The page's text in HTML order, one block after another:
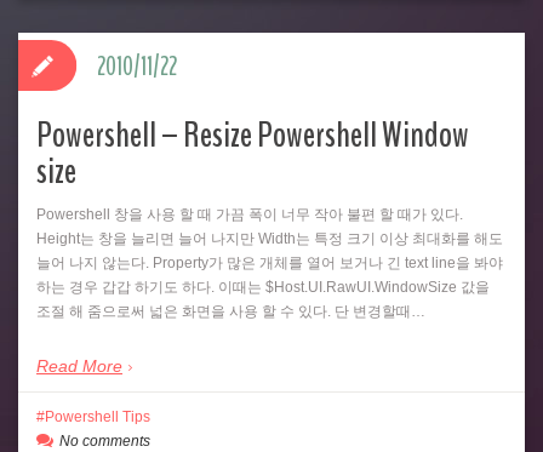
Powershell – Resize Powershell Window
size
Powershell 창을 사용 할 때 가끔 폭이 너무 작아 불편 할 때가 있다.
Height는 창을 늘리면 늘어 나지만 Width는 특정 크기 이상 최대화를 해도
늘어 나지 않는다. Property가 많은 개체를 열어 보거나 긴 text line을 봐야
하는 경우 갑갑 하기도 하다. 이때는 $Host.UI.RawUI.WindowSize 값을
조절 해 줌으로써 넓은 화면을 사용 할 수 있다. 단 변경할때…
Read More
2010/11/22
Powershell Tips
No comments